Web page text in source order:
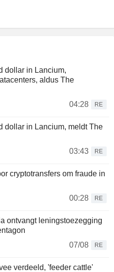
dollar in Lancium,
aldus The
04:28
RE
dollar in Lancium, meldt The
03:43
RE
cryptotransfers om fraude in
00:28
RE
ontvangt leningstoezegging
07/08
RE
verdeeld, 'feeder cattle'